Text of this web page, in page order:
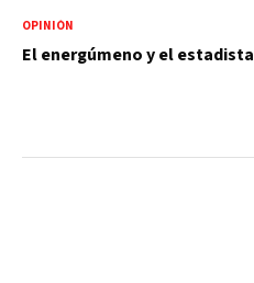
OPINIÓN
El energúmeno y el estadista